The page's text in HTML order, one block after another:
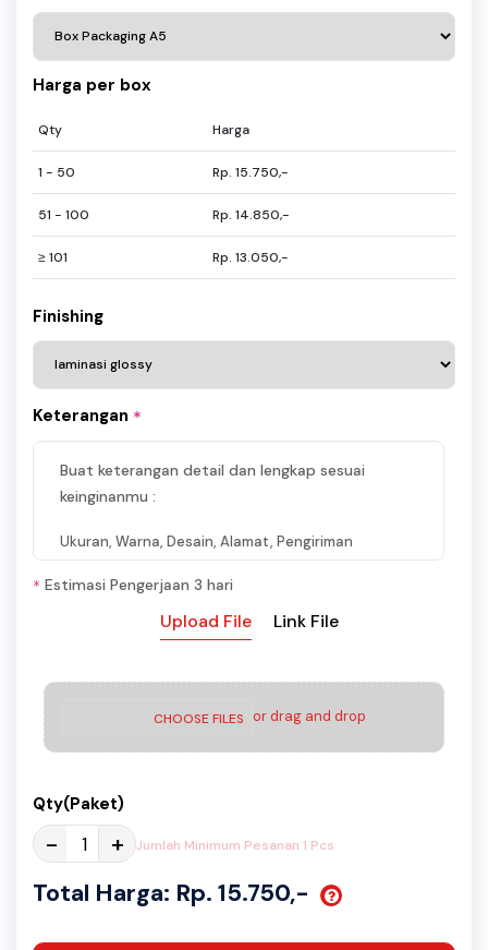
Harga per box
Qty Harga
1 - 50 Rp. 15.750,-
51 - 100 Rp. 14.850,-
≥ 101 Rp. 13.050,-
Finishing
Keterangan *
Buat keterangan detail dan lengkap sesuai
keinginanmu :
Ukuran, Warna, Desain, Alamat, Pengiriman
* Estimasi Pengerjaan 3 hari
Upload File Link File
CHOOSE FILES or drag and drop
Qty(Paket)
- + Jumlah Minimum Pesanan 1 Pcs
Total Harga: Rp. 15.750,-